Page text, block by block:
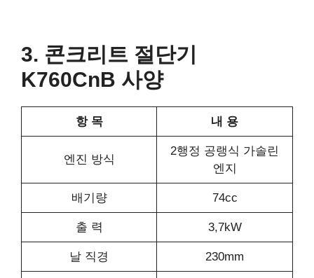
3. 콘크리트 절단기
K760CnB 사양
항 목 내 용
엔진 방식
2행정 공랭식 가솔린
엔지
배기량 74cc
출 력 3,7kW
날 직경 230mm